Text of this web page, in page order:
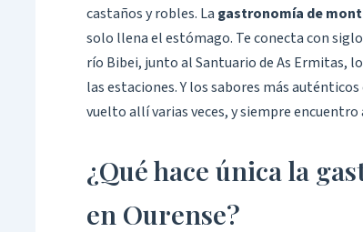
castaños y robles. La gastronomía de
solo llena el estómago. Te conecta con
río Bibei, junto al Santuario de As Ermitas,
las estaciones. Y los sabores más
vuelto allí varias veces, y siempre encuentro
¿Qué hace única la
en Ourense?